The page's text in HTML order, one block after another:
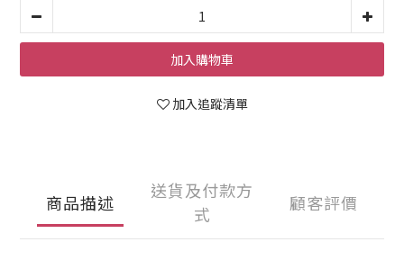
加入購物車
加入追蹤清單
商品描述
送貨及付款方
式
顧客評價